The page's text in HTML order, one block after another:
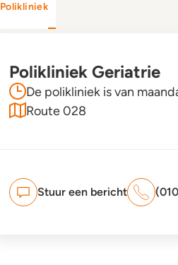
Polikliniek
Polikliniek Geriatrie
De polikliniek is van
Route 028
Stuur een bericht